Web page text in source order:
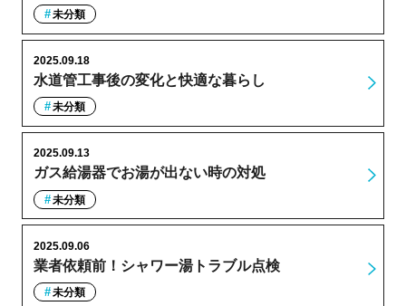
未分類
水道管工事後の変化と快適な暮らし
2025.09.18
未分類
ガス給湯器でお湯が出ない時の対処
2025.09.13
未分類
業者依頼前！シャワー湯トラブル点検
2025.09.06
未分類